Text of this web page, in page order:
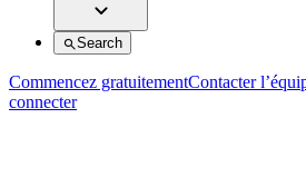
Search
Commencez gratuitementContacter
connecter